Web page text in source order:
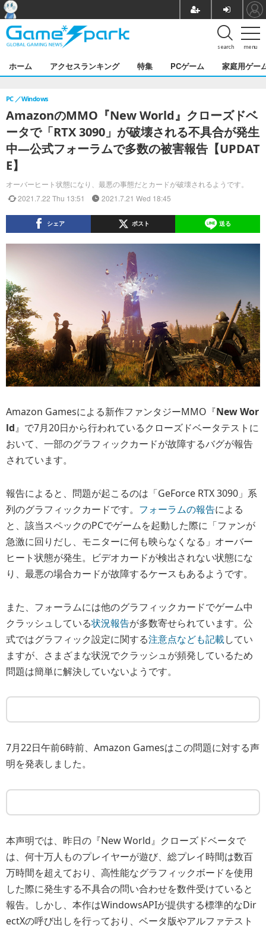
menu
search
ホーム アクセスランキング 特集 PCゲーム 家庭用ゲー
AmazonのMMO『New World』クローズドベ
ータで「RTX 3090」が破壊される不具合が発生
中―公式フォーラムで多数の被害報告【UPDAT
E】
オーバーヒート状態になり、最悪の事態だとカードが破壊されるようです。
PC Windows
2021.7.22 Thu 13:51 2021.7.21 Wed 18:45
シェア ポスト 送る
Amazon Gamesによる新作ファンタジーMMO『New Wor
ld』で7月20日から行われているクローズドベータテストに
おいて、一部のグラフィックカードが故障するバグが報告
されています。
報告によると、問題が起こるのは「GeForce RTX 3090」系
列のグラフィックカードです。 フォーラムの報告による
と、該当スペックのPCでゲームを起動した際に「ファンが
急激に回りだし、モニターに何も映らなくなる」オーバー
ヒート状態が発生。ビデオカードが検出されない状態にな
り、最悪の場合カードが故障するケースもあるようです。
また、フォーラムには他のグラフィックカードでゲーム中
クラッシュしている状況報告が多数寄せられています。公
式ではグラフィック設定に関する注意点なども記載してい
ますが、さまざまな状況でクラッシュが頻発しているため
問題は簡単に解決していないようです。
7月22日午前6時前、Amazon Gamesはこの問題に対する声
明を発表しました。
本声明では、昨日の『New World』クローズドベータで
は、何十万人ものプレイヤーが遊び、総プレイ時間は数百
万時間を超えており、高性能なグラフィックボードを使用
した際に発生する不具合の問い合わせを数件受けていると
報告。しかし、本作はWindowsAPIが提供する標準的なDir
ectXの呼び出しを行っており、ベータ版やアルファテスト